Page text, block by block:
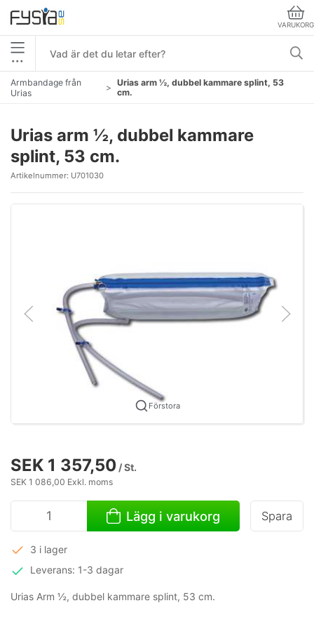
VARUKORG
•••
Armbandage från
Urias
Urias arm ½, dubbel kammare splint, 53
cm.
Urias arm ½, dubbel kammare
splint, 53 cm.
Artikelnummer: U701030
Förstora
SEK 1 357,50 / St.
SEK 1 086,00 Exkl. moms
Lägg i varukorg Spara
3 i lager
Leverans: 1-3 dagar
Urias Arm ½, dubbel kammare splint, 53 cm.